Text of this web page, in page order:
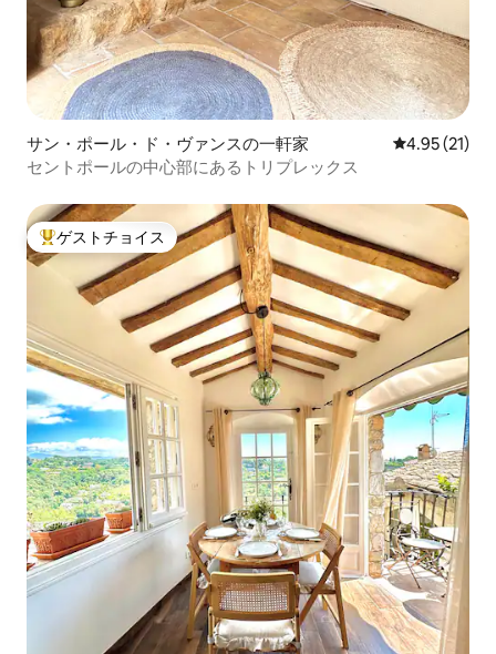
サン・ポール・ド・ヴァンスの一軒家 レビュー21
4.95 (21)
セントポールの中心部にあるトリプレックス
大好評のゲストチョイスです。
ゲストチョイス